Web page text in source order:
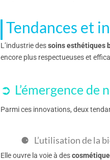
Tendances et
L’industrie dessoins esthétiques
encore plus respectueuses et
L’émergence de
Parmi ces innovations, deux
L’utilisation de la
Elle ouvre la voie à des